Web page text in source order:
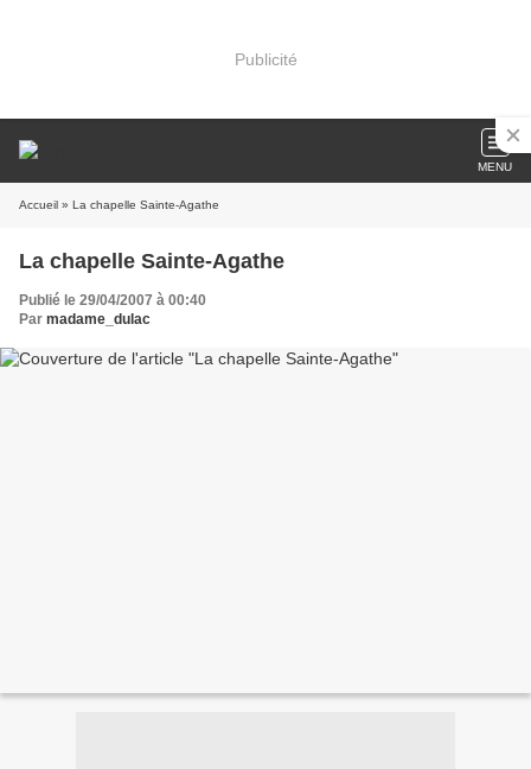
Publicité
MENU
Accueil » La chapelle Sainte-Agathe
La chapelle Sainte-Agathe
Publié le 29/04/2007 à 00:40
Par madame_dulac